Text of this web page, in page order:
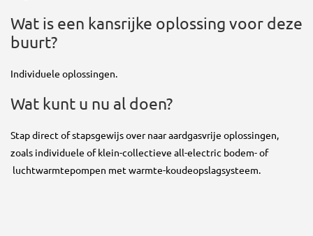
Wat is een kansrijke oplossing voor deze
buurt?
Individuele oplossingen.
Wat kunt u nu al doen?
Stap direct of stapsgewijs over naar aardgasvrije oplossingen,
zoals individuele of klein-collectieve all-electric bodem- of
luchtwarmtepompen met warmte-koudeopslagsysteem.